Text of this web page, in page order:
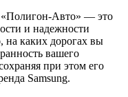
«Полигон-Авто» — это
и надежности
на каких дорогах вы
вашего
при этом его
Samsung.